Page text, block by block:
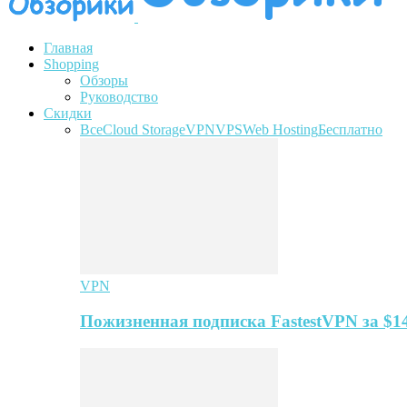
Главная
Shopping
Обзоры
Руководство
Скидки
ВсеCloud StorageVPNVPSWeb HostingБесплатно
VPN
Пожизненная подписка FastestVPN за